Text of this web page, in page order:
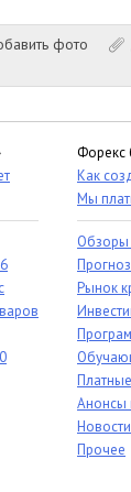
фото
Форекс
Как
Мы
Обзоры
Рынок
Анонсы
Прочее